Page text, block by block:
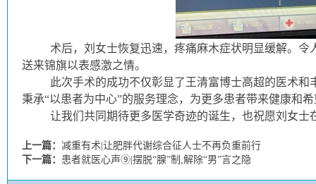
术后，刘女士恢复迅速，疼痛麻木症状明显缓解。
送来锦旗以表感激之情。
此次手术的成功不仅彰显了王清富博士高超的医术
秉承“以患者为中心”的服务理念，为更多患者带来健康和
让我们共同期待更多医学奇迹的诞生，也祝愿刘女
上一篇： 减重有术|让肥胖代谢综合征人士不再负重前行
下一篇： 患者就医心声⑨|摆脱“腺”制,解除“男”言之隐